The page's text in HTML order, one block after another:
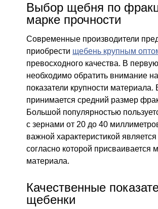
Выбор щебня по
марке прочности
Современные производители
приобрести щебень крупным
превосходного качества. В
необходимо обратить внимание на
показатели крупности материала.
принимается средний размер
Большой популярностью
с зернами от 20 до 40
важной характеристикой является
согласно которой присваивается
материала.
Качественные
щебенки